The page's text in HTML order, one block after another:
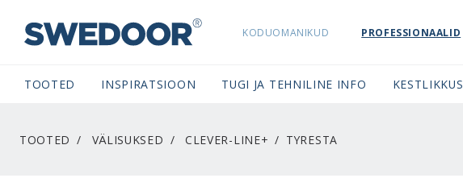
SWEDOORESTONIA NAVIGATION
KODUOMANIKUD PROFESSIONAALID
TOOTED INSPIRATSIOON TUGI JA TEHNILINE INFO KESTLIKKUS
TOOTED VÄLISUKSED CLEVER-LINE+ TYRESTA